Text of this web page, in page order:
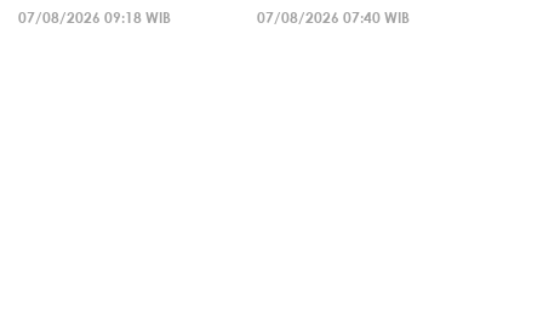
07/08/2026 09:18 WIB
07/08/2026 07:40 WIB